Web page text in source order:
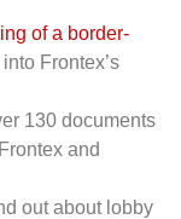
of a border-
Frontex’s
130 documents
and
out about lobby